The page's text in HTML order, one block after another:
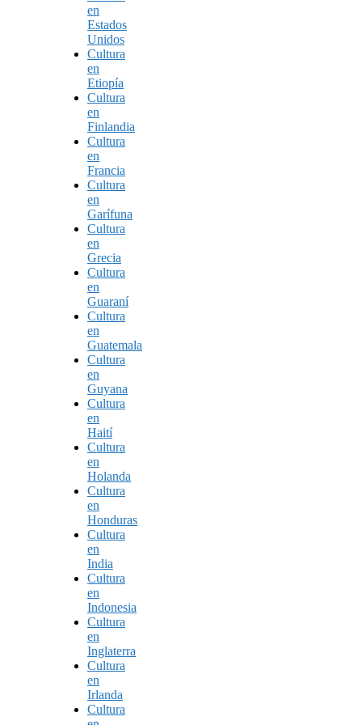
en
Estados
Unidos
Cultura
en
Etiopía
Cultura
en
Finlandia
Cultura
en
Francia
Cultura
en
Garífuna
Cultura
en
Grecia
Cultura
en
Guaraní
Cultura
en
Guatemala
Cultura
en
Guyana
Cultura
en
Haití
Cultura
en
Holanda
Cultura
en
Honduras
Cultura
en
India
Cultura
en
Indonesia
Cultura
en
Inglaterra
Cultura
en
Irlanda
Cultura